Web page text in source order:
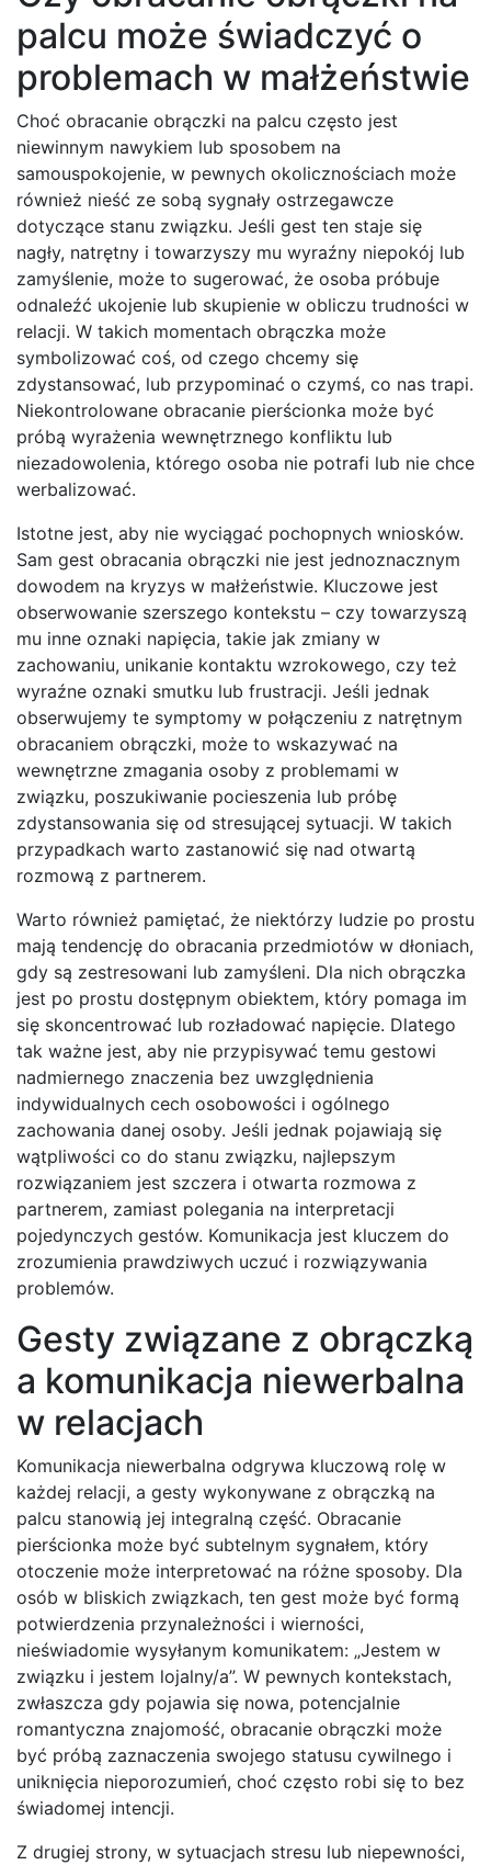
palcu może świadczyć o
problemach w małżeństwie
Choć obracanie obrączki na palcu często jest
niewinnym nawykiem lub sposobem na
samouspokojenie, w pewnych okolicznościach może
również nieść ze sobą sygnały ostrzegawcze
dotyczące stanu związku. Jeśli gest ten staje się
nagły, natrętny i towarzyszy mu wyraźny niepokój lub
zamyślenie, może to sugerować, że osoba próbuje
odnaleźć ukojenie lub skupienie w obliczu trudności w
relacji. W takich momentach obrączka może
symbolizować coś, od czego chcemy się
zdystansować, lub przypominać o czymś, co nas trapi.
Niekontrolowane obracanie pierścionka może być
próbą wyrażenia wewnętrznego konfliktu lub
niezadowolenia, którego osoba nie potrafi lub nie chce
werbalizować.
Istotne jest, aby nie wyciągać pochopnych wniosków.
Sam gest obracania obrączki nie jest jednoznacznym
dowodem na kryzys w małżeństwie. Kluczowe jest
obserwowanie szerszego kontekstu – czy towarzyszą
mu inne oznaki napięcia, takie jak zmiany w
zachowaniu, unikanie kontaktu wzrokowego, czy też
wyraźne oznaki smutku lub frustracji. Jeśli jednak
obserwujemy te symptomy w połączeniu z natrętnym
obracaniem obrączki, może to wskazywać na
wewnętrzne zmagania osoby z problemami w
związku, poszukiwanie pocieszenia lub próbę
zdystansowania się od stresującej sytuacji. W takich
przypadkach warto zastanowić się nad otwartą
rozmową z partnerem.
Warto również pamiętać, że niektórzy ludzie po prostu
mają tendencję do obracania przedmiotów w dłoniach,
gdy są zestresowani lub zamyśleni. Dla nich obrączka
jest po prostu dostępnym obiektem, który pomaga im
się skoncentrować lub rozładować napięcie. Dlatego
tak ważne jest, aby nie przypisywać temu gestowi
nadmiernego znaczenia bez uwzględnienia
indywidualnych cech osobowości i ogólnego
zachowania danej osoby. Jeśli jednak pojawiają się
wątpliwości co do stanu związku, najlepszym
rozwiązaniem jest szczera i otwarta rozmowa z
partnerem, zamiast polegania na interpretacji
pojedynczych gestów. Komunikacja jest kluczem do
zrozumienia prawdziwych uczuć i rozwiązywania
problemów.
Gesty związane z obrączką
a komunikacja niewerbalna
w relacjach
Komunikacja niewerbalna odgrywa kluczową rolę w
każdej relacji, a gesty wykonywane z obrączką na
palcu stanowią jej integralną część. Obracanie
pierścionka może być subtelnym sygnałem, który
otoczenie może interpretować na różne sposoby. Dla
osób w bliskich związkach, ten gest może być formą
potwierdzenia przynależności i wierności,
nieświadomie wysyłanym komunikatem: „Jestem w
związku i jestem lojalny/a”. W pewnych kontekstach,
zwłaszcza gdy pojawia się nowa, potencjalnie
romantyczna znajomość, obracanie obrączki może
być próbą zaznaczenia swojego statusu cywilnego i
uniknięcia nieporozumień, choć często robi się to bez
świadomej intencji.
Z drugiej strony, w sytuacjach stresu lub niepewności,